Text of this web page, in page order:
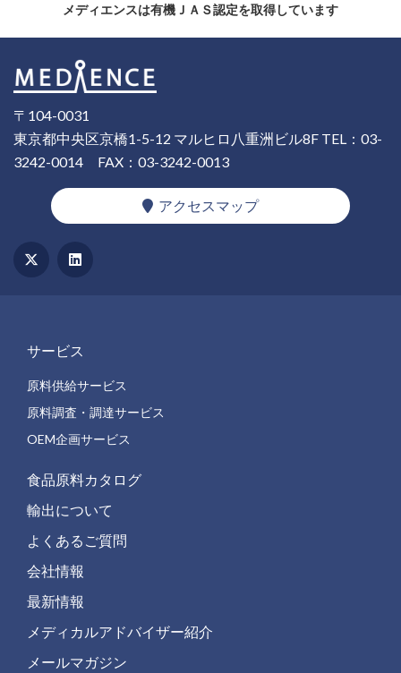
メディエンスは有機ＪＡＳ認定を取得しています
〒104-0031
東京都中央区京橋1-5-12 マルヒロ八重洲ビル8F TEL：03-
3242-0014 FAX：03-3242-0013
アクセスマップ
サービス
原料供給サービス
原料調査・調達サービス
OEM企画サービス
食品原料カタログ
輸出について
よくあるご質問
会社情報
最新情報
メディカルアドバイザー紹介
メールマガジン